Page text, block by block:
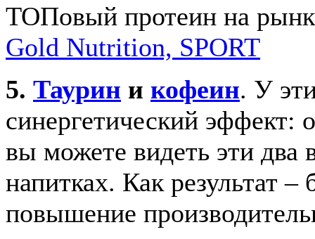
ТОПовый протеин на
Gold Nutrition, SPORT
5. Таурин и кофеин. У
синергетический эффект:
вы можете видеть эти два
напитках. Как результат
повышение